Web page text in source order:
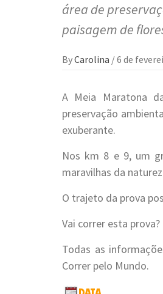
área de
paisagem de
ByCarolina /6 de
A Meia Maratona
preservação
exuberante.
Nos km 8 e 9, um
maravilhas da
O trajeto da prova
Vai correr esta
Todas as
Correr pelo Mundo.